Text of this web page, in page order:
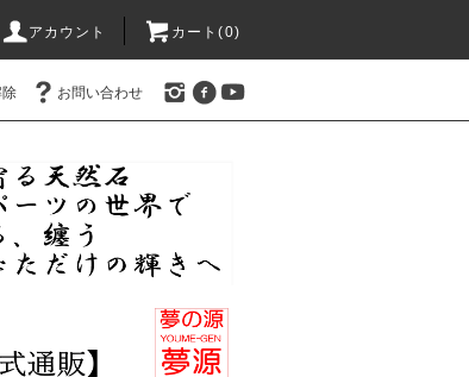
アカウント カート(0)
除 お問い合わせ